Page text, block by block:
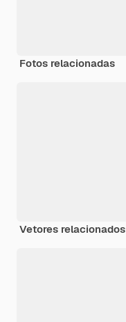
Fotos relacionadas
Vetores relacionados